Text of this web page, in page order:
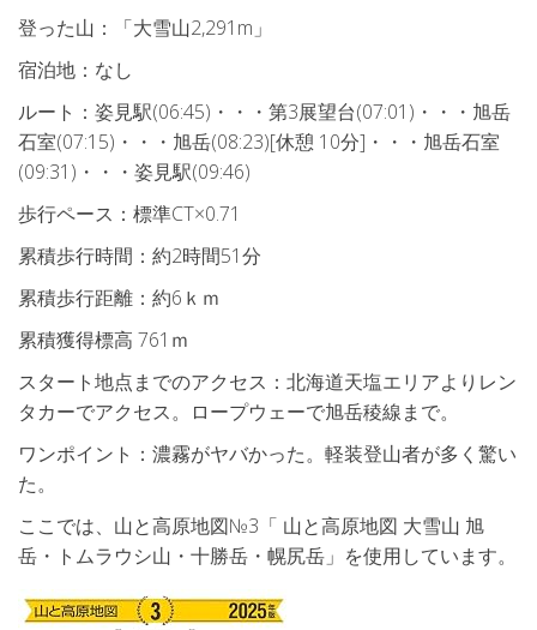
登った山：「大雪山2,291m」
宿泊地：なし
ルート：姿見駅(06:45)・・・第3展望台(07:01)・・・旭岳
石室(07:15)・・・旭岳(08:23)[休憩 10分]・・・旭岳石室
(09:31)・・・姿見駅(09:46)
歩行ペース：標準CT×0.71
累積歩行時間：約2時間51分
累積歩行距離：約6ｋｍ
累積獲得標高 761ｍ
スタート地点までのアクセス：北海道天塩エリアよりレン
タカーでアクセス。ロープウェーで旭岳稜線まで。
ワンポイント：濃霧がヤバかった。軽装登山者が多く驚い
た。
ここでは、山と高原地図№3「 山と高原地図 大雪山 旭
岳・トムラウシ山・十勝岳・幌尻岳」を使用しています。